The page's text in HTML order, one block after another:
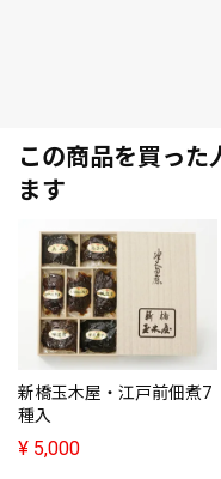
この商品を買った
ます
新橋玉木屋・江戸前佃煮7
種入
¥ 5,000